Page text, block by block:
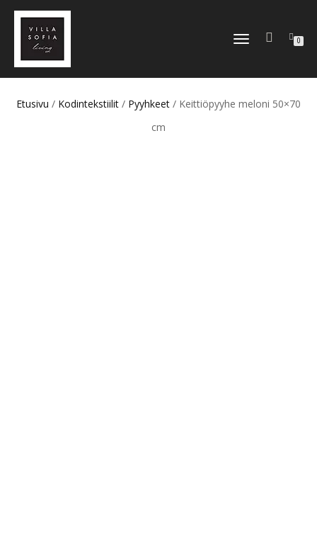
TOGGLE
0
Etusivu / Kodintekstiilit / Pyyhkeet / Keittiöpyyhe meloni 50×70
cm